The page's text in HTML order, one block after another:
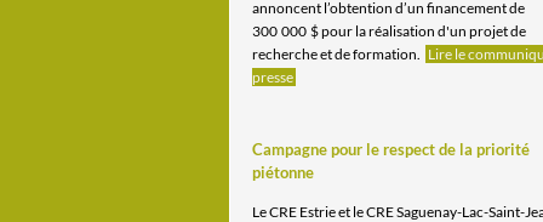
annoncent l’obtention d’un financement de
300 000 $ pour la réalisation d'un projet de
recherche et de formation. Lire le
presse
Campagne pour le respect de la priorité
piétonne
Le CRE Estrie et le CRE Saguenay-Lac-Saint-